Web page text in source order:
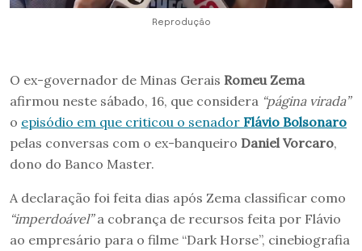
Reprodução
O ex-governador de Minas Gerais Romeu Zema
afirmou neste sábado, 16, que considera “página virada”
o episódio em que criticou o senador Flávio Bolsonaro
pelas conversas com o ex-banqueiro Daniel Vorcaro,
dono do Banco Master.
A declaração foi feita dias após Zema classificar como
“imperdoável”a cobrança de recursos feita por Flávio
ao empresário para o filme “Dark Horse”, cinebiografia